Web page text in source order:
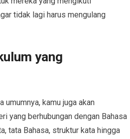
tidak lagi harus mengulang
yang
umumnya, kamu juga akan
yang berhubungan dengan Bahasa
tata Bahasa, struktur kata hingga